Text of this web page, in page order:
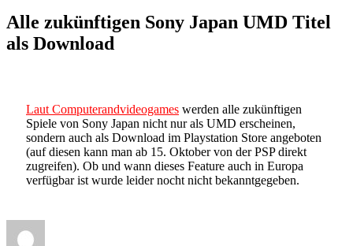
Alle zukünftigen Sony Japan UMD Titel
als Download
Laut Computerandvideogames werden alle zukünftigen
Spiele von Sony Japan nicht nur als UMD erscheinen,
sondern auch als Download im Playstation Store angeboten
(auf diesen kann man ab 15. Oktober von der PSP direkt
zugreifen). Ob und wann dieses Feature auch in Europa
verfügbar ist wurde leider nocht nicht bekanntgegeben.